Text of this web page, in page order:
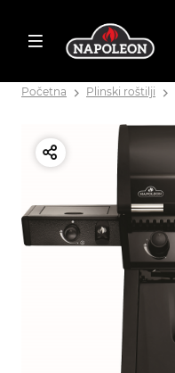
Početna Plinski roštilji